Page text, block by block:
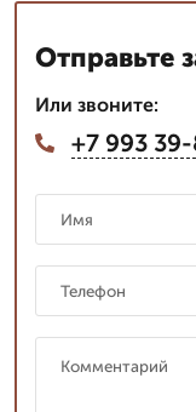
Отправьте
Или звоните:
+7 993